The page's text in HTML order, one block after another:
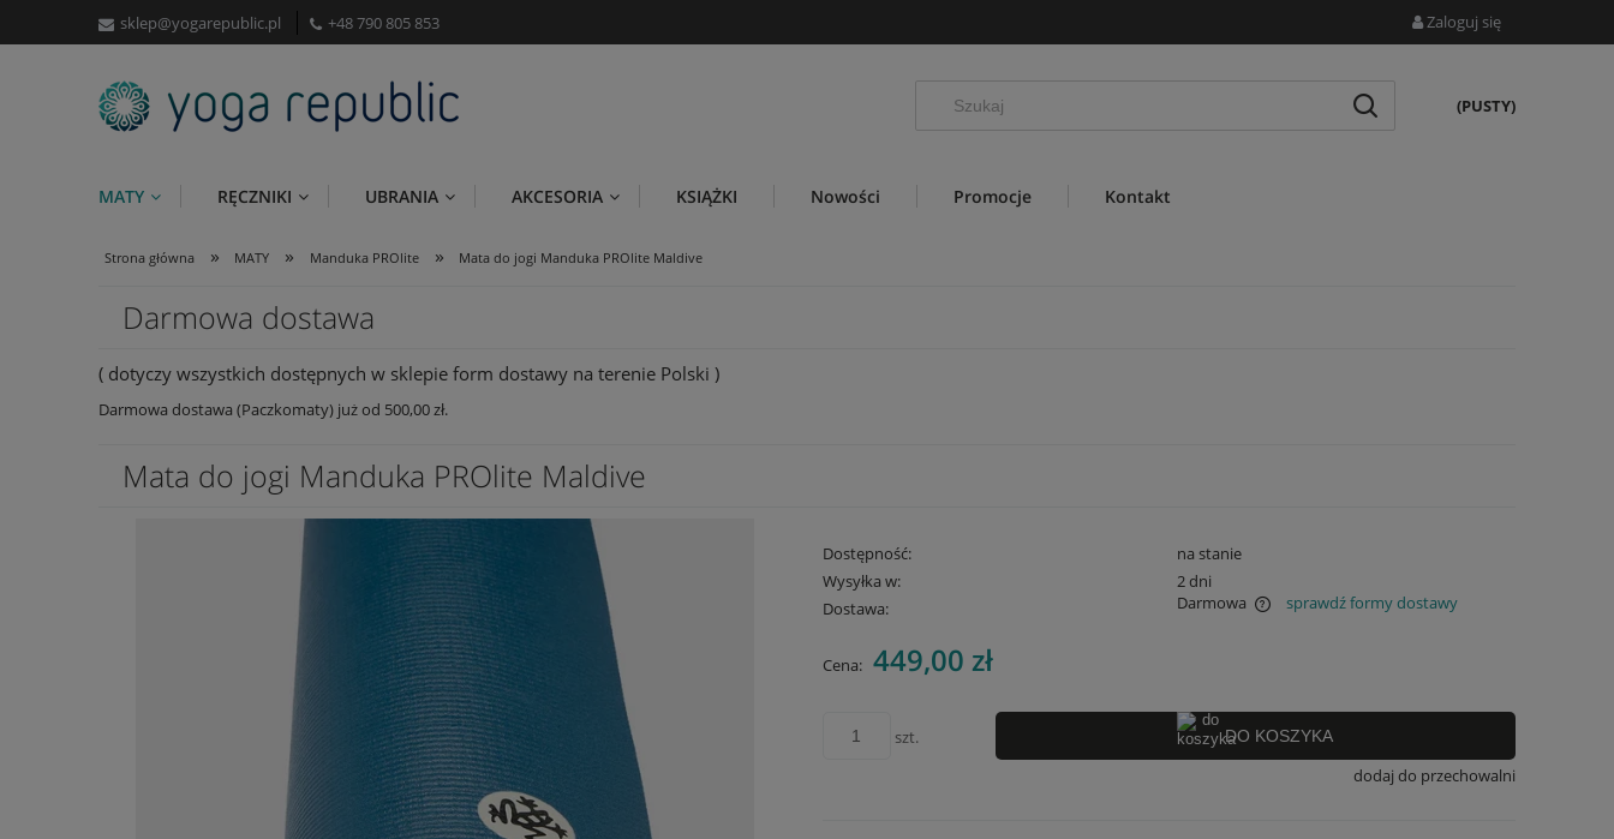
sklep@yogarepublic.pl +48 790 805 853 Zaloguj się
(PUSTY)
MATY RĘCZNIKI UBRANIA AKCESORIA KSIĄŻKI Nowości Promocje Kontakt
Strona główna » MATY » Manduka PROlite » Mata do jogi Manduka PROlite Maldive
Darmowa dostawa
( dotyczy wszystkich dostępnych w sklepie form dostawy na terenie Polski )
Darmowa dostawa (Paczkomaty) już od 500,00 zł.
Mata do jogi Manduka PROlite Maldive
Dostępność:
na stanie
Wysyłka w:
2 dni
Dostawa:
Darmowa
Cena nie zawiera ewentualnych kosztów
płatności
sprawdź formy dostawy
Cena: 449,00 zł
szt. DO KOSZYKA
dodaj do przechowalni